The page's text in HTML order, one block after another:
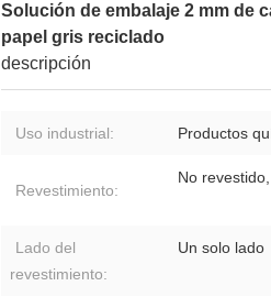
Solución de embalaje 2 mm de
papel gris reciclado
descripción
Uso industrial: Productos
Revestimiento:
No
Lado del
revestimiento:
Un solo lado